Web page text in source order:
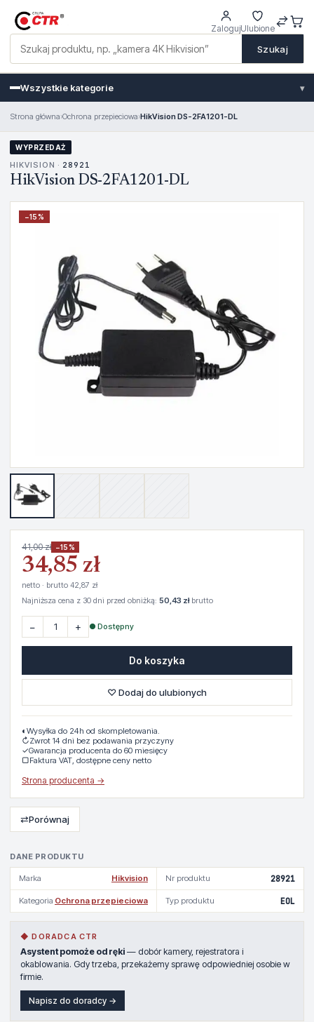
Szukaj
ZalogujUlubione
Wszystkie kategorie ▾
Strona główna›Ochrona przepieciowa›HikVision DS-2FA1201-DL
WYPRZEDAŻ
HIKVISION · 28921
HikVision DS-2FA1201-DL
−15%
DANE PRODUKTU
Marka Hikvision Nr produktu 28921
Kategoria Ochrona przepieciowa Typ produktu EOL
◆ DORADCA CTR
Asystent pomoże od ręki — dobór kamery, rejestratora i
okablowania. Gdy trzeba, przekażemy sprawę odpowiedniej osobie w
firmie.
Napisz do doradcy →
41,00 zł −15%
34,85 zł
netto · brutto 42,87 zł
Najniższa cena z 30 dni przed obniżką: 50,43 złbrutto
− + ● Dostępny
Do koszyka
♡ Dodaj do ulubionych
◐ Wysyłka do 24h od skompletowania.
↻Zwrot 14 dni bez podawania przyczyny
✓Gwarancja producenta do 60 miesięcy
▢Faktura VAT, dostępne ceny netto
Strona producenta →
⇄Porównaj